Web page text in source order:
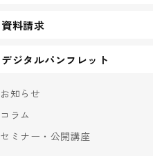
資料請求
デジタルパンフレット
お知らせ
コラム
セミナー・公開講座